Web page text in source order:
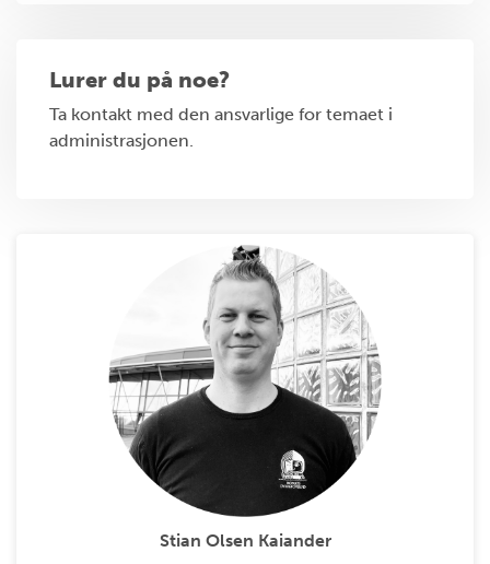
Lurer du på noe?
Ta kontakt med den ansvarlige for temaet i
administrasjonen.
Stian Olsen Kaiander